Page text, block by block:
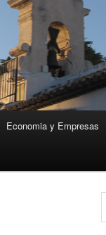
Economia y Empresas